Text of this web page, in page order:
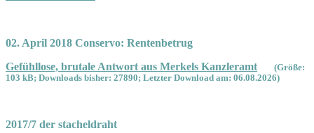
02. April 2018 Conservo: Rentenbetrug
Gefühllose, brutale Antwort aus Merkels Kanzleramt
(Größe:
103 kB; Downloads bisher: 27890; Letzter Download am: 06.08.2026)
2017/7 der stacheldraht